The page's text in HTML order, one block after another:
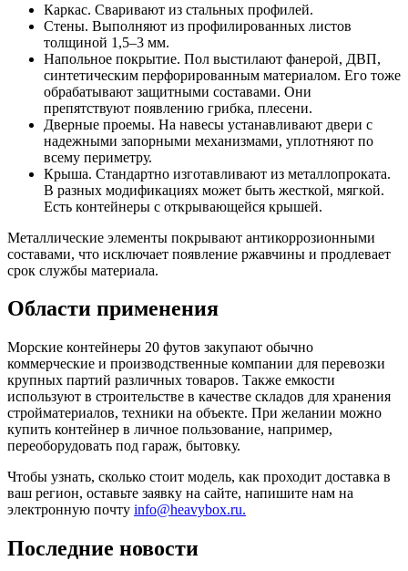
Каркас. Сваривают из стальных профилей.
Стены. Выполняют из профилированных листов
толщиной 1,5–3 мм.
Напольное покрытие. Пол выстилают фанерой, ДВП,
синтетическим перфорированным материалом. Его тоже
обрабатывают защитными составами. Они
препятствуют появлению грибка, плесени.
Дверные проемы. На навесы устанавливают двери с
надежными запорными механизмами, уплотняют по
всему периметру.
Крыша. Стандартно изготавливают из металлопроката.
В разных модификациях может быть жесткой, мягкой.
Есть контейнеры с открывающейся крышей.
Металлические элементы покрывают антикоррозионными
составами, что исключает появление ржавчины и продлевает
срок службы материала.
Области применения
Морские контейнеры 20 футов закупают обычно
коммерческие и производственные компании для перевозки
крупных партий различных товаров. Также емкости
используют в строительстве в качестве складов для хранения
стройматериалов, техники на объекте. При желании можно
купить контейнер в личное пользование, например,
переоборудовать под гараж, бытовку.
Чтобы узнать, сколько стоит модель, как проходит доставка в
ваш регион, оставьте заявку на сайте, напишите нам на
электронную почту info@heavybox.ru.
Последние новости